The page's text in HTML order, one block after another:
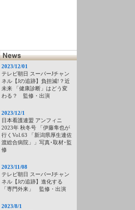
2023/12/01
テレビ朝日 スーパーJチャン
ネル【Jの追跡】負担減!？近
未来 「健康診断」はどう変
わる？ 監修・出演
2023/12/1
日本看護連盟 アンフィニ
2023年 秋冬号 「伊藤隼也が
行くVol.63 「新潟県厚生連佐
渡総合病院」」写真･取材･監
修
2023/11/08
テレビ朝日 スーパーJチャン
ネル【Jの追跡】進化する
「専門外来」 監修・出演
2023/8/1